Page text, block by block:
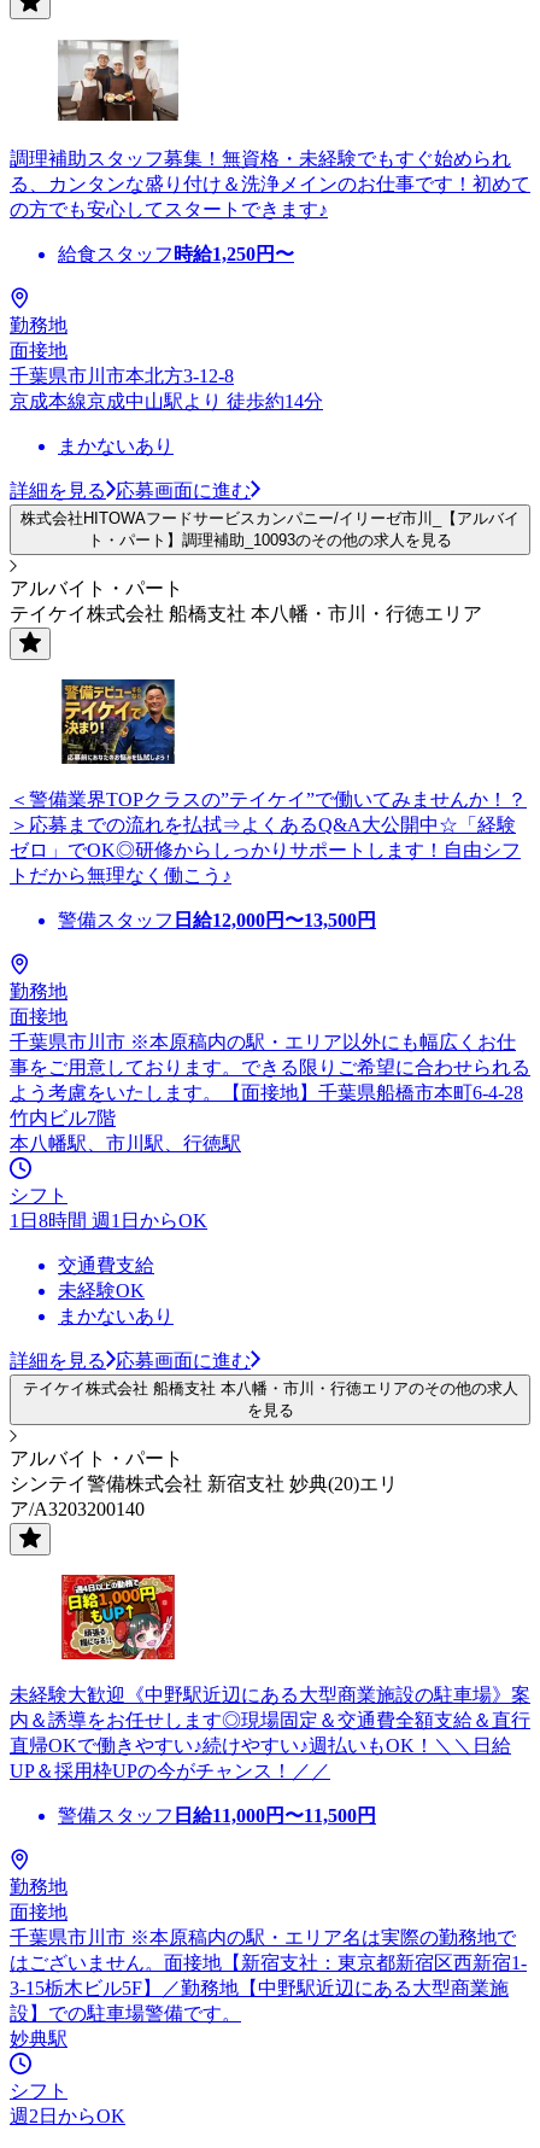
調理補助スタッフ募集！無資格・未経験でもすぐ始められ
る、カンタンな盛り付け＆洗浄メインのお仕事です！初めて
の方でも安心してスタートできます♪
給食スタッフ 時給1,250円〜
勤務地
面接地
千葉県市川市本北方3-12-8
京成本線京成中山駅より 徒歩約14分
まかないあり
詳細を見る 応募画面に進む
株式会社HITOWAフードサービスカンパニー/イリーゼ市川_【アルバイ
ト・パート】調理補助_10093のその他の求人を見る
アルバイト・パート
テイケイ株式会社 船橋支社 本八幡・市川・行徳エリア
＜警備業界TOPクラスの”テイケイ”で働いてみませんか！？
＞応募までの流れを払拭⇒よくあるQ&A大公開中☆「経験
ゼロ」でOK◎研修からしっかりサポートします！自由シフ
トだから無理なく働こう♪
警備スタッフ 日給12,000円〜13,500円
勤務地
面接地
千葉県市川市 ※本原稿内の駅・エリア以外にも幅広くお仕
事をご用意しております。できる限りご希望に合わせられる
よう考慮をいたします。【面接地】千葉県船橋市本町6-4-28
竹内ビル7階
本八幡駅、市川駅、行徳駅
シフト
1日8時間 週1日からOK
交通費支給
未経験OK
まかないあり
詳細を見る 応募画面に進む
テイケイ株式会社 船橋支社 本八幡・市川・行徳エリアのその他の求人
を見る
アルバイト・パート
シンテイ警備株式会社 新宿支社 妙典(20)エリ
ア/A3203200140
未経験大歓迎《中野駅近辺にある大型商業施設の駐車場》案
内＆誘導をお任せします◎現場固定＆交通費全額支給＆直行
直帰OKで働きやすい♪続けやすい♪週払いもOK！＼＼日給
UP＆採用枠UPの今がチャンス！／／
警備スタッフ 日給11,000円〜11,500円
勤務地
面接地
千葉県市川市 ※本原稿内の駅・エリア名は実際の勤務地で
はございません。面接地【新宿支社：東京都新宿区西新宿1-
3-15栃木ビル5F】／勤務地【中野駅近辺にある大型商業施
設】での駐車場警備です。
妙典駅
シフト
週2日からOK